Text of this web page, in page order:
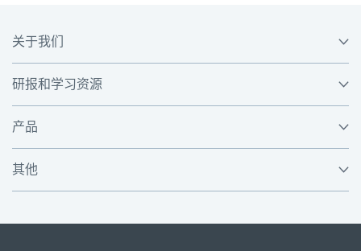
关于我们
研报和学习资源
产品
其他